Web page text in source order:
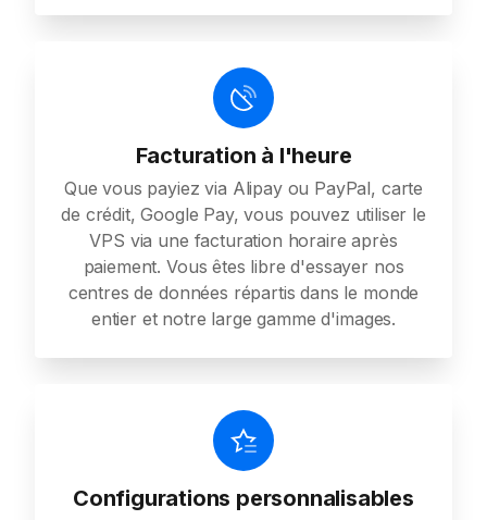
Facturation à l'heure
Que vous payiez via Alipay ou PayPal, carte
de crédit, Google Pay, vous pouvez utiliser le
VPS via une facturation horaire après
paiement. Vous êtes libre d'essayer nos
centres de données répartis dans le monde
entier et notre large gamme d'images.
Configurations personnalisables